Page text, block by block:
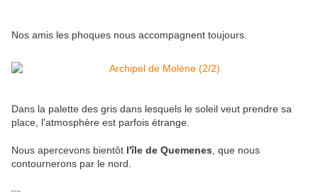
Nos amis les phoques nous accompagnent toujours.
Dans la palette des gris dans lesquels le soleil veut prendre sa
place, l'atmosphère est parfois étrange.
Nous apercevons bientôt l'île de Quemenes , que nous
contournerons par le nord.